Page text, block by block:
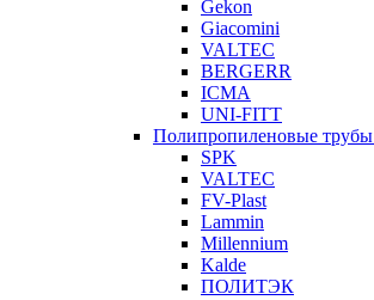
Gekon
Giacomini
VALTEC
BERGERR
ICMA
UNI-FITT
Полипропиленовые трубы
SPK
VALTEC
FV-Plast
Lammin
Millennium
Kalde
ПОЛИТЭК